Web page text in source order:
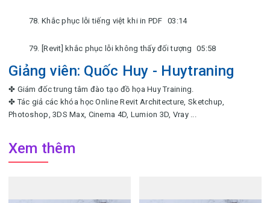
78. Khắc phục lỗi tiếng việt khi in PDF 03:14
79. [Revit] khắc phục lỗi không thấy đối tượng 05:58
Giảng viên: Quốc Huy - Huytraning
✤ Giám đốc trung tâm đào tạo đồ họa Huy Training.
✤ Tác giả các khóa học Online Revit Architecture, Sketchup,
Photoshop, 3DS Max, Cinema 4D, Lumion 3D, Vray ...
Xem thêm